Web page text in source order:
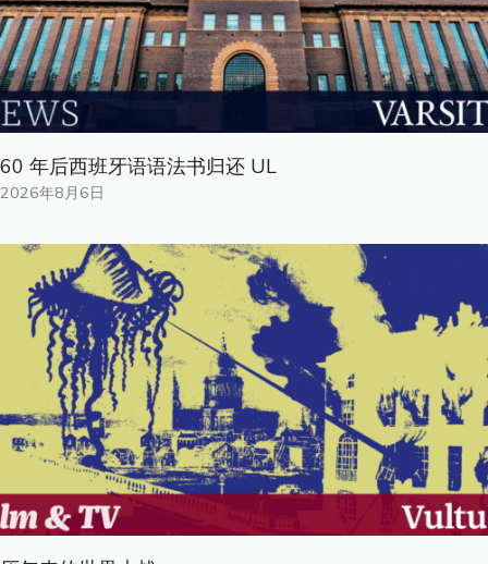
60 年后西班牙语语法书归还 UL
2026年8月6日